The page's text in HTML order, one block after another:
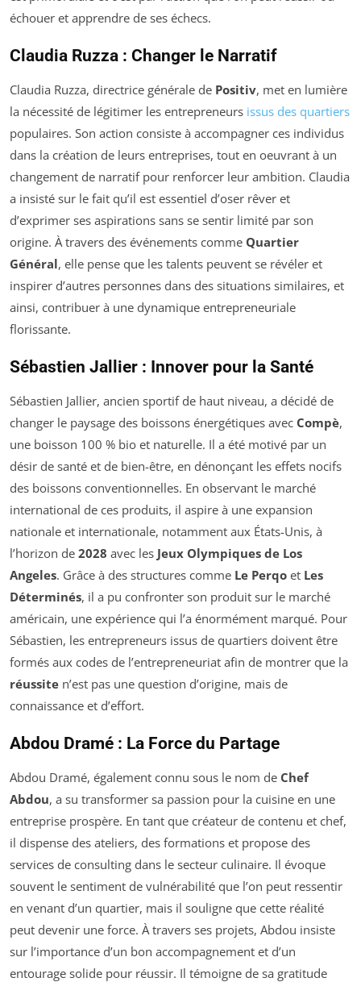
échouer et apprendre de ses échecs.
Claudia Ruzza : Changer le Narratif
Claudia Ruzza, directrice générale de Positiv, met en lumière
la nécessité de légitimer les entrepreneurs issus des quartiers
populaires. Son action consiste à accompagner ces individus
dans la création de leurs entreprises, tout en oeuvrant à un
changement de narratif pour renforcer leur ambition. Claudia
a insisté sur le fait qu’il est essentiel d’oser rêver et
d’exprimer ses aspirations sans se sentir limité par son
origine. À travers des événements comme Quartier
Général, elle pense que les talents peuvent se révéler et
inspirer d’autres personnes dans des situations similaires, et
ainsi, contribuer à une dynamique entrepreneuriale
florissante.
Sébastien Jallier : Innover pour la Santé
Sébastien Jallier, ancien sportif de haut niveau, a décidé de
changer le paysage des boissons énergétiques avec Compè,
une boisson 100 % bio et naturelle. Il a été motivé par un
désir de santé et de bien-être, en dénonçant les effets nocifs
des boissons conventionnelles. En observant le marché
international de ces produits, il aspire à une expansion
nationale et internationale, notamment aux États-Unis, à
l’horizon de 2028 avec les Jeux Olympiques de Los
Angeles. Grâce à des structures comme Le Perqo et Les
Déterminés, il a pu confronter son produit sur le marché
américain, une expérience qui l’a énormément marqué. Pour
Sébastien, les entrepreneurs issus de quartiers doivent être
formés aux codes de l’entrepreneuriat afin de montrer que la
réussite n’est pas une question d’origine, mais de
connaissance et d’effort.
Abdou Dramé : La Force du Partage
Abdou Dramé, également connu sous le nom de Chef
Abdou, a su transformer sa passion pour la cuisine en une
entreprise prospère. En tant que créateur de contenu et chef,
il dispense des ateliers, des formations et propose des
services de consulting dans le secteur culinaire. Il évoque
souvent le sentiment de vulnérabilité que l’on peut ressentir
en venant d’un quartier, mais il souligne que cette réalité
peut devenir une force. À travers ses projets, Abdou insiste
sur l’importance d’un bon accompagnement et d’un
entourage solide pour réussir. Il témoigne de sa gratitude